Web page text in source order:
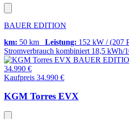
BAUER EDITION
km: 50 km Leistung: 152 kW / (207
Stromverbrauch kombiniert 18,5 kWh/
34.990 €
Kaufpreis 34.990 €
KGM Torres EVX